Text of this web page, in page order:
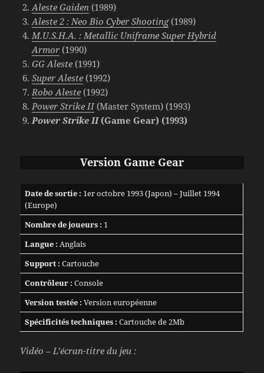
Aleste Gaiden (1989)
Aleste 2 : Neo Bio Cyber Shooting(1989)
M.U.S.H.A. : Metallic Uniframe Super Hybrid
Armor (1990)
GG Aleste (1991)
Super Aleste (1992)
Robo Aleste (1992)
Power Strike II(Master System) (1993)
Power Strike II(Game Gear) (1993)
Version Game Gear
Date de sortie : 1er octobre 1993 (Japon) – Juillet 1994
(Europe)
Nombre de joueurs : 1
Langue : Anglais
Support : Cartouche
Contrôleur : Console
Version testée : Version européenne
Spécificités techniques : Cartouche de 2Mb
Vidéo – L’écran-titre du jeu :